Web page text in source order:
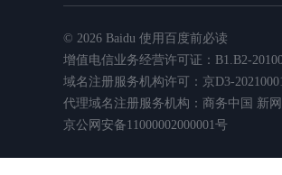
© 2026 Baidu 使用百度前必读
增值电信业务经营许可证：B1.B2-
域名注册服务机构许可：京D3-
代理域名注册服务机构：商务中国 新
京公网安备11000002000001号